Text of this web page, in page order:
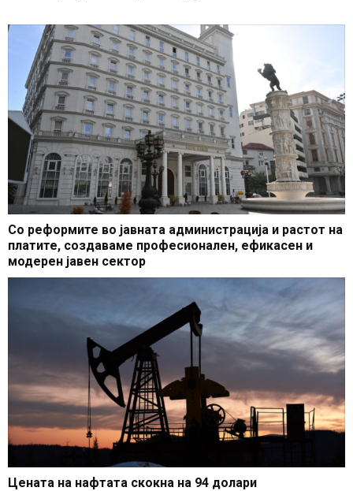
Со реформите во јавната администрација и растот на
платите, создаваме професионален, ефикасен и
модерен јавен сектор
Цената на нафтата скокна на 94 долари